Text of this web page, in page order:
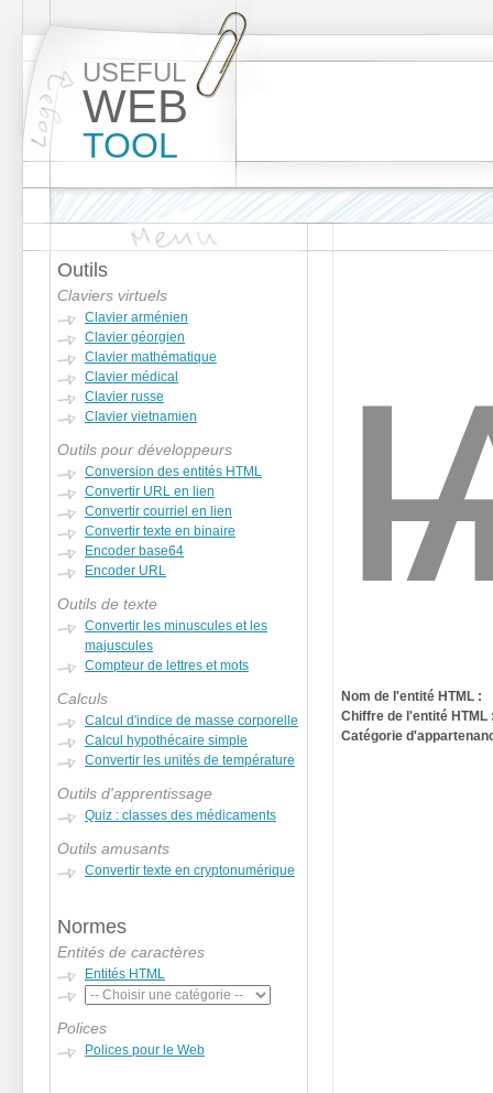
USEFUL
WEB
TOOL
Outils
Claviers virtuels
Clavier arménien
Clavier géorgien
Clavier mathématique
Clavier médical
Clavier russe
Clavier vietnamien
Outils pour développeurs
Conversion des entités HTML
Convertir URL en lien
Convertir courriel en lien
Convertir texte en binaire
Encoder base64
Encoder URL
Outils de texte
Convertir les minuscules et les
majuscules
Compteur de lettres et mots
Calculs
Calcul d'indice de masse corporelle
Calcul hypothécaire simple
Convertir les unités de température
Outils d'apprentissage
Quiz : classes des médicaments
Outils amusants
Convertir texte en cryptonumérique
Normes
Entités de caractères
Entités HTML
Polices
Polices pour le Web
Nom de l'entité HTML :
Chiffre de l'entité HTML
Catégorie